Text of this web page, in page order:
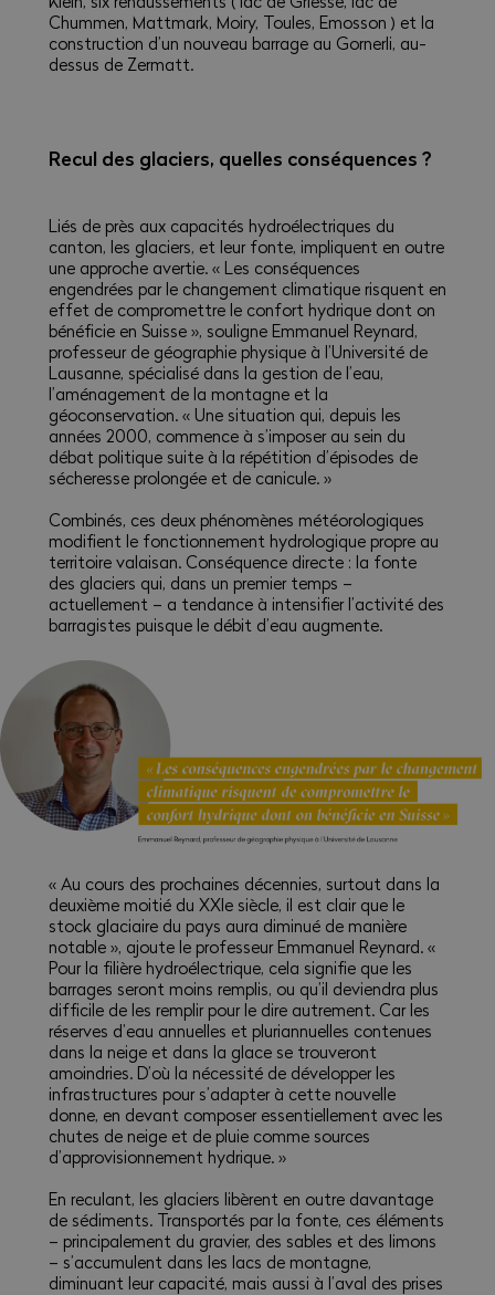
Chummen, Mattmark, Moiry, Toules, Emosson ) et la
construction d’un nouveau barrage au Gornerli, au-
dessus de Zermatt.
Recul des glaciers, quelles conséquences ?
Liés de près aux capacités hydroélectriques du
canton, les glaciers, et leur fonte, impliquent en outre
une approche avertie. « Les conséquences
engendrées par le changement climatique risquent en
effet de compromettre le confort hydrique dont on
bénéficie en Suisse », souligne Emmanuel Reynard,
professeur de géographie physique à l’Université de
Lausanne, spécialisé dans la gestion de l’eau,
l’aménagement de la montagne et la
géoconservation. « Une situation qui, depuis les
années 2000, commence à s’imposer au sein du
débat politique suite à la répétition d’épisodes de
sécheresse prolongée et de canicule. »
Combinés, ces deux phénomènes météorologiques
modifient le fonctionnement hydrologique propre au
territoire valaisan. Conséquence directe : la fonte
des glaciers qui, dans un premier temps –
actuellement – a tendance à intensifier l’activité des
barragistes puisque le débit d’eau augmente.
« Au cours des prochaines décennies, surtout dans la
deuxième moitié du XXIe siècle, il est clair que le
stock glaciaire du pays aura diminué de manière
notable », ajoute le professeur Emmanuel Reynard. «
Pour la filière hydroélectrique, cela signifie que les
barrages seront moins remplis, ou qu’il deviendra plus
difficile de les remplir pour le dire autrement. Car les
réserves d’eau annuelles et pluriannuelles contenues
dans la neige et dans la glace se trouveront
amoindries. D’où la nécessité de développer les
infrastructures pour s’adapter à cette nouvelle
donne, en devant composer essentiellement avec les
chutes de neige et de pluie comme sources
d’approvisionnement hydrique. »
En reculant, les glaciers libèrent en outre davantage
de sédiments. Transportés par la fonte, ces éléments
– principalement du gravier, des sables et des limons
– s’accumulent dans les lacs de montagne,
diminuant leur capacité, mais aussi à l’aval des prises